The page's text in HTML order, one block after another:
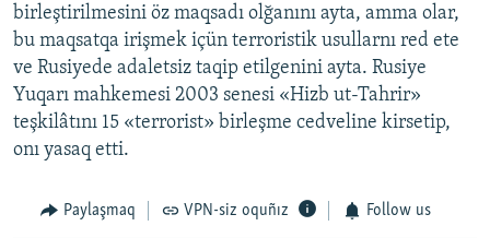
birleştirilmesini öz maqsadı olğanını ayta, amma olar,
bu maqsatqa irişmek içün terroristik usullarnı red ete
ve Rusiyede adaletsiz taqip etilgenini ayta. Rusiye
Yuqarı mahkemesi 2003 senesi «Hizb ut-Tahrir»
teşkilâtını 15 «terrorist» birleşme cedveline kirsetip,
onı yasaq etti.
Paylaşmaq VPN-siz oquñız Follow us